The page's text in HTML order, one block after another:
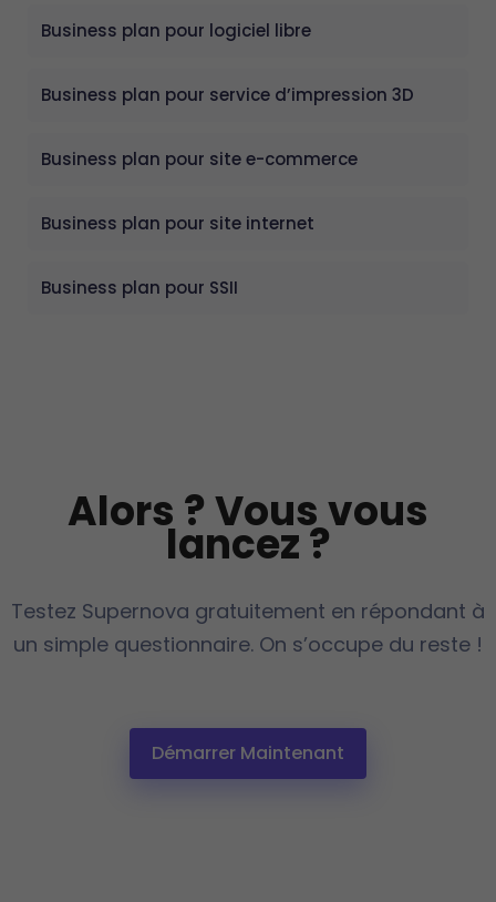
Business plan pour logiciel libre
Business plan pour service d’impression 3D
Business plan pour site e-commerce
Business plan pour site internet
Business plan pour SSII
Alors ? Vous vous
lancez ?
Testez Supernova gratuitement en répondant à
un simple questionnaire. On s’occupe du reste !
Démarrer Maintenant